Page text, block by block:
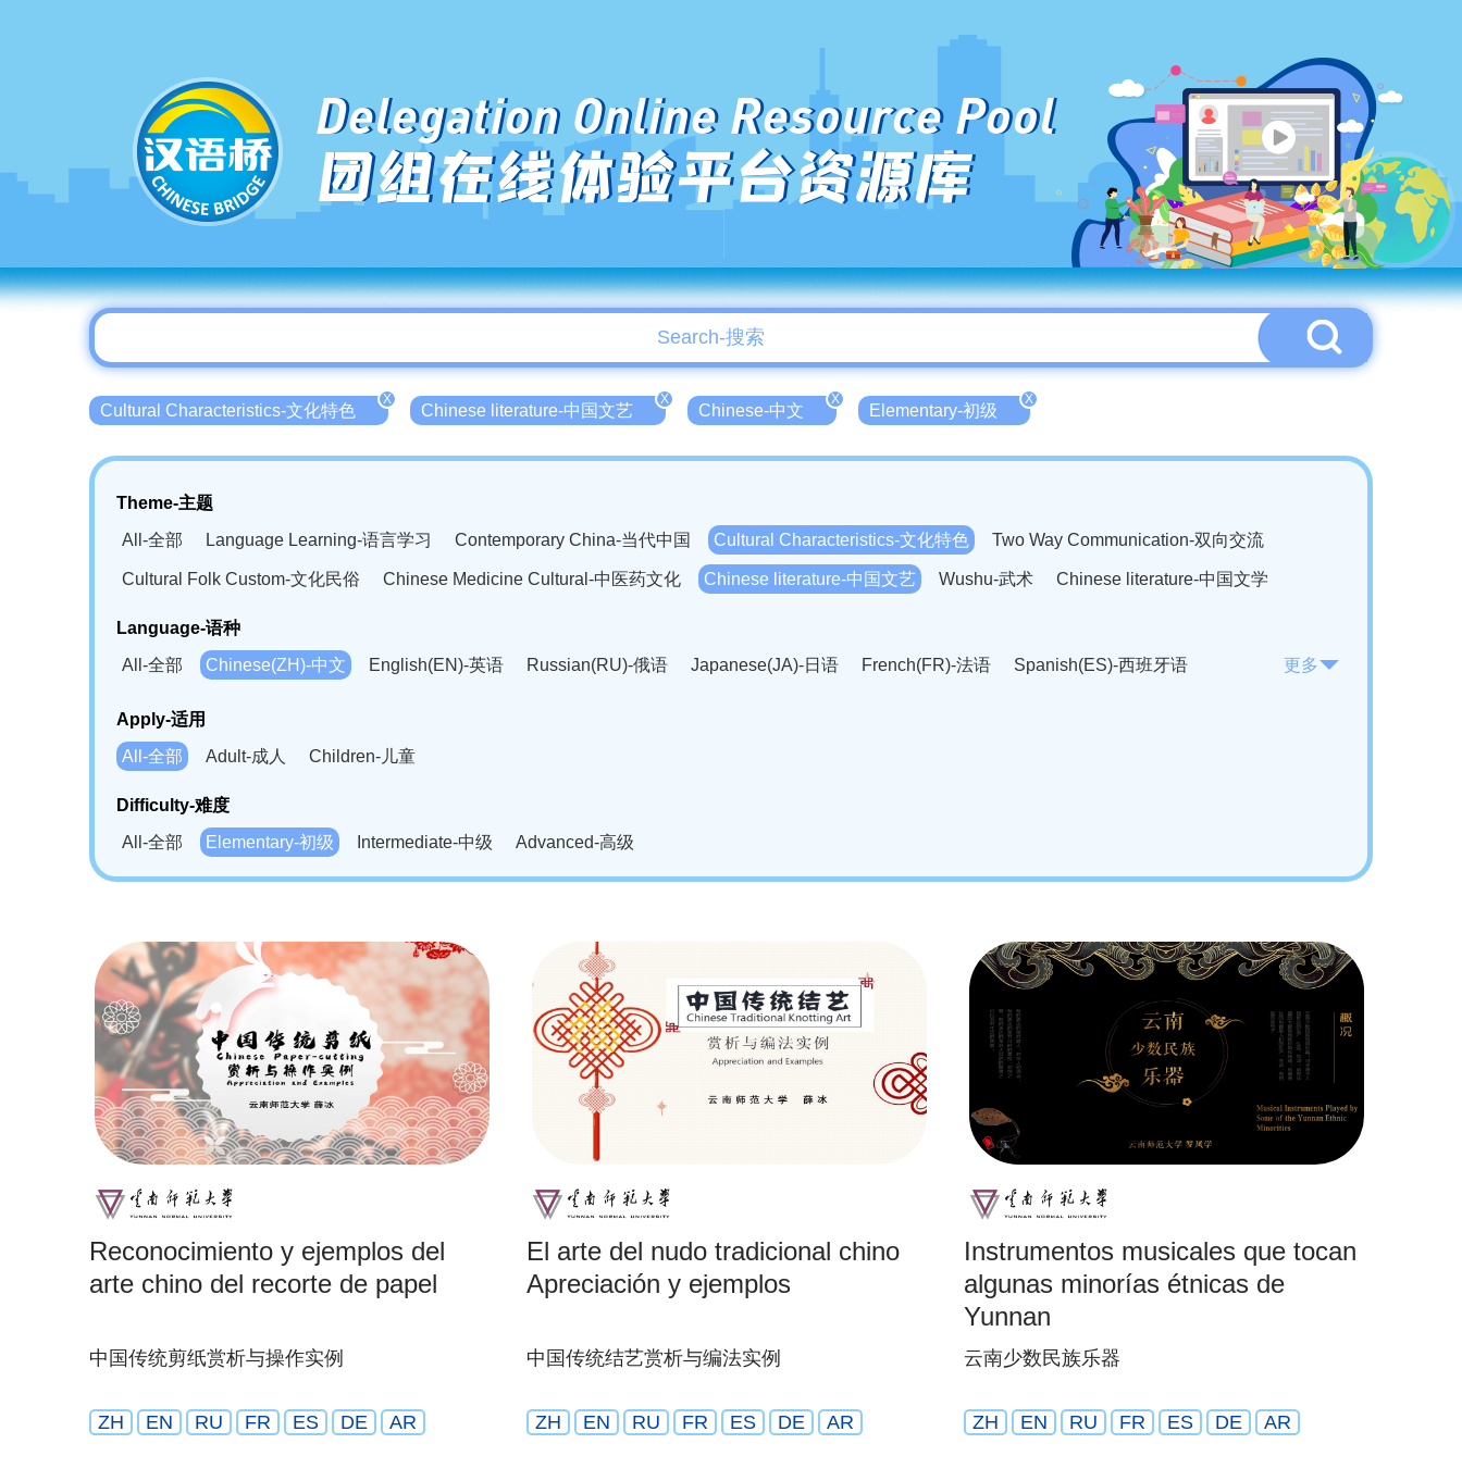
Delegation Online Resource Pool
团组在线体验平台资源库
Cultural Characteristics-文化特色
X
Chinese literature-中国文艺
X
Chinese-中文
X
Elementary-初级
X
Theme-主题
All-全部
Language Learning-语言学习 Contemporary China-当代中国 Cultural Characteristics-文化特色 Two Way Communication-双向交流
Cultural Folk Custom-文化民俗 Chinese Medicine Cultural-中医药文化 Chinese literature-中国文艺 Wushu-武术 Chinese literature-中国文学
Language-语种
All-全部
Chinese(ZH)-中文 English(EN)-英语 Russian(RU)-俄语 Japanese(JA)-日语 French(FR)-法语
Spanish(ES)-西班牙语
Bahasa Melayu(MS)-马来语
Swahili(SW)-斯瓦西里语
Kampuchea(KH)-柬埔寨语
更多
Apply-适用
All-全部
Adult-成人 Children-儿童
Difficulty-难度
All-全部
Elementary-初级 Intermediate-中级 Advanced-高级
Reconocimiento y ejemplos del
arte chino del recorte de papel
中国传统剪纸赏析与操作实例
ZH EN RU FR ES DE AR
El arte del nudo tradicional chino
Apreciación y ejemplos
中国传统结艺赏析与编法实例
ZH EN RU FR ES DE AR
Instrumentos musicales que tocan
algunas minorías étnicas de
Yunnan
云南少数民族乐器
ZH EN RU FR ES DE AR